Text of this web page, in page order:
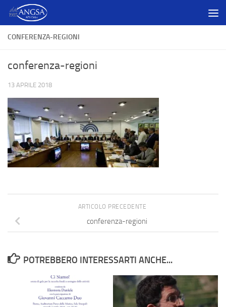
Salta al contenuto
CONFERENZA-REGIONI
conferenza-regioni
13 APRILE 2018
ARTICOLO PRECEDENTE
conferenza-regioni
POTREBBERO INTERESSARTI ANCHE...